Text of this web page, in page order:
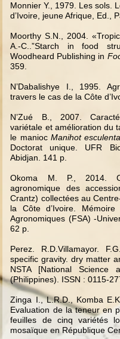
Monnier Y., 1979. Les sols.
d’Ivoire, jeune Afrique, Ed.,
Moorthy S.N., 2004.
A.-C..”Starch in food
Woodheard Publishing in
359.
N’Dabalishye I., 1995.
travers le cas de la Côte
N’Zué B., 2007.
variétale et amélioration du
le manioc Manihot esculenta
Doctorat unique. UFR
Abidjan. 141 p.
Okoma M. P., 2014.
agronomique des
Crantz) collectées au
la Côte d’Ivoire.
Agronomiques (FSA) -
62 p.
Perez. R.D.Villamayor.
specific gravity. dry matter
NSTA [National Science
(Philippines). ISSN : 0115-
Zinga I., L.R.D., Komba
Evaluation de la teneur en
feuilles de cinq variétés
mosaïque en République